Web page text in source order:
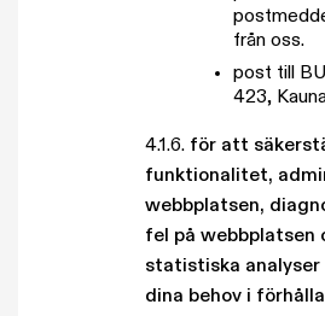
från oss.
post till
423,
4.1.6. för att
funktionalitet,
webbplatsen,
fel på webbplatsen
statistiska
dina behov i